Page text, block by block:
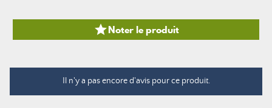
Noter le produit
Il n'y a pas encore d'avis pour ce produit.